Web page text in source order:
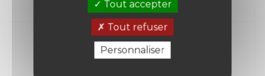
Tout accepter
Tout refuser
Personnaliser